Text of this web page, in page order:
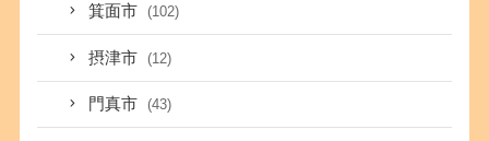
箕面市 (102)
摂津市 (12)
門真市 (43)